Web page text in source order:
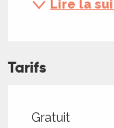
Lire la
Tarifs
Tarifs 2026
Gratuit